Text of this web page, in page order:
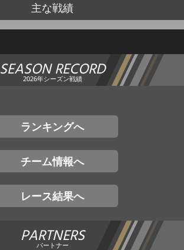
主な戦績
SEASON RECORD
2026年シーズン戦績
ランキングへ
チーム情報へ
レース結果へ
PARTNERS
パートナー